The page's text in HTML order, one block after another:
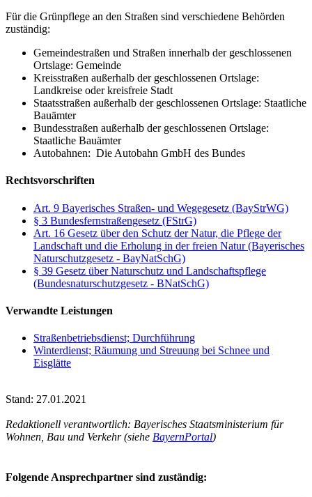
Für die Grünpflege an den Straßen sind verschiedene Behörden
zuständig:
Gemeindestraßen und Straßen innerhalb der geschlossenen
Ortslage: Gemeinde
Kreisstraßen außerhalb der geschlossenen Ortslage:
Landkreise oder kreisfreie Stadt
Staatsstraßen außerhalb der geschlossenen Ortslage: Staatliche
Bauämter
Bundesstraßen außerhalb der geschlossenen Ortslage:
Staatliche Bauämter
Autobahnen: Die Autobahn GmbH des Bundes
Rechtsvorschriften
Art. 9 Bayerisches Straßen- und Wegegesetz (BayStrWG)
§ 3 Bundesfernstraßengesetz (FStrG)
Art. 16 Gesetz über den Schutz der Natur, die Pflege der
Landschaft und die Erholung in der freien Natur (Bayerisches
Naturschutzgesetz - BayNatSchG)
§ 39 Gesetz über Naturschutz und Landschaftspflege
(Bundesnaturschutzgesetz - BNatSchG)
Verwandte Leistungen
Straßenbetriebsdienst; Durchführung
Winterdienst; Räumung und Streuung bei Schnee und
Eisglätte
Stand: 27.01.2021
Redaktionell verantwortlich: Bayerisches Staatsministerium für
Wohnen, Bau und Verkehr (siehe BayernPortal)
Folgende Ansprechpartner sind zuständig: